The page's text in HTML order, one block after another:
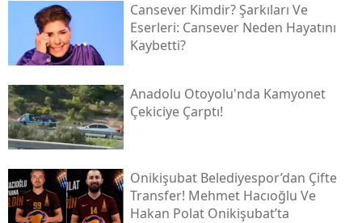
Cansever Kimdir? Şarkıları Ve
Eserleri: Cansever Neden Hayatını
Kaybetti?
Anadolu Otoyolu'nda Kamyonet
Çekiciye Çarptı!
Onikişubat Belediyespor’dan Çifte
Transfer! Mehmet Hacıoğlu Ve
Hakan Polat Onikişubat’ta